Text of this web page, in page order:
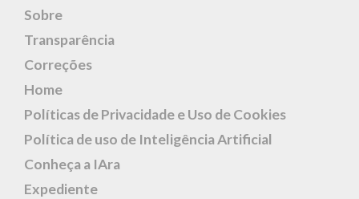
Sobre
Transparência
Correções
Home
Políticas de Privacidade e Uso de Cookies
Política de uso de Inteligência Artificial
Conheça a IAra
Expediente